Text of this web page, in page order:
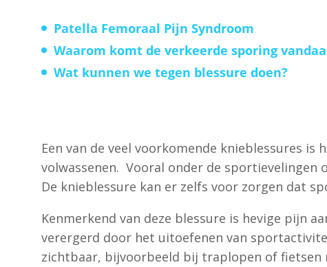
Patella Femoraal Pijn Syndroom
Waarom komt de verkeerde sporing
Wat kunnen we tegen blessure doen?
Een van de veel voorkomende knieblessures is
volwassenen. Vooral onder de sportievelingen
De knieblessure kan er zelfs voor zorgen dat
Kenmerkend van deze blessure is hevige pijn
verergerd door het uitoefenen van
zichtbaar, bijvoorbeeld bij traplopen of fietsen